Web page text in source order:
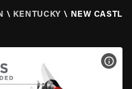
\ KENTUCKY \ NEW